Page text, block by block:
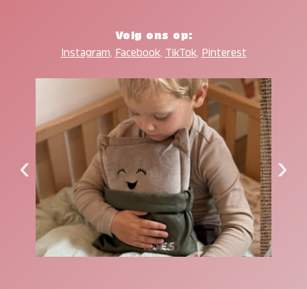
Volg ons op:
Instagram, Facebook, TikTok, Pinterest
‹ ›